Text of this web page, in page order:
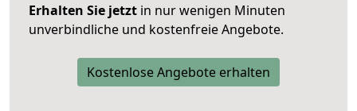
Erhalten Sie jetzt in nur wenigen Minuten
unverbindliche und kostenfreie Angebote.
Kostenlose Angebote erhalten